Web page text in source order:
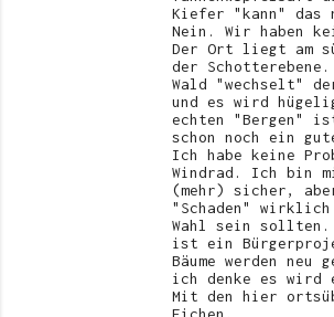
Kiefer "kann" das
Nein. Wir haben
Der Ort liegt am
der
Wald "wechselt"
und es wird
echten "Bergen"
schon noch ein
Ich habe keine
Windrad. Ich bin
(mehr) sicher,
"Schaden"
Wahl sein sollten.
ist ein
Bäume werden neu
ich denke es wird
Mit den hier